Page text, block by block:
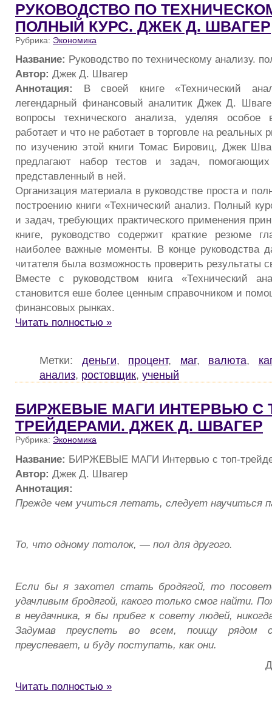
РУКОВОДСТВО ПО
ПОЛНЫЙ КУРС. ДЖЕК Д. ШВАГЕР
Рубрика: Экономика
Название: Руководство по техническому анализу.
Автор: Джек Д. Швагер
Аннотация: В своей книге «Технический
легендарный финансовый аналитик Джек Д.
вопросы технического анализа, уделяя
работает и что не работает в торговле на реальных
по изучению этой книги Томас Бировиц, Джек
предлагают набор тестов и задач,
представленный в ней.
Организация материала в руководстве проста и
построению книги «Технический анализ. Полный
и задач, требующих практического применения
книге, руководство содержит краткие резюме
наиболее важные моменты. В конце руководства
читателя была возможность проверить результаты
Вместе с руководством книга «Технический
становится еше более ценным справочником и
финансовых рынках.
Читать полностью »
Метки: деньги, процент, маг, валюта,
анализ, ростовщик, ученый
БИРЖЕВЫЕ МАГИ ИНТЕРВЬЮ С
ТРЕЙДЕРАМИ. ДЖЕК Д. ШВАГЕР
Рубрика: Экономика
Название: БИРЖЕВЫЕ МАГИ Интервью с топ-
Автор: Джек Д. Швагер
Аннотация:
Прежде чем учиться летать, следует научиться
То, что одному потолок, — пол для другого.
Если бы я захотел стать бродягой, то
удачливым бродягой, какого только смог найти.
в неудачника, я бы прибег к совету людей,
Задумав преуспеть во всем, поищу
преуспевает, и буду поступать, как они.
Читать полностью »